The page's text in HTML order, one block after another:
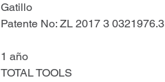
Gatillo
Patente No: ZL 2017 3 0321976.3
1 año
TOTAL TOOLS